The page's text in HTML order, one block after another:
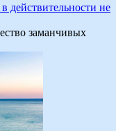
действительности не
заманчивых